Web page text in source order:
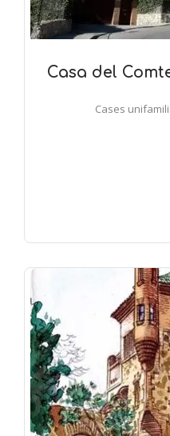
Casa del
Cases